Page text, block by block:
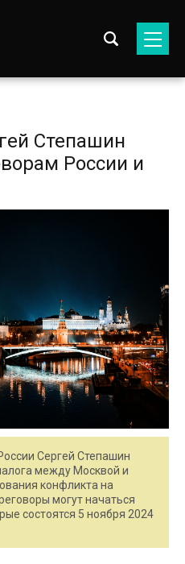
Степашин
России и
Сергей Степашин
между Москвой и
конфликта на
могут начаться
состоятся 5 ноября 2024